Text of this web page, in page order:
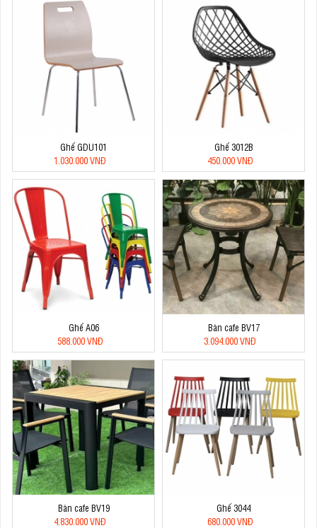
Ghế GDU101
1.030.000 VNĐ
Ghế 3012B
450.000 VNĐ
Ghế A06
588.000 VNĐ
Bàn cafe BV17
3.094.000 VNĐ
Bàn cafe BV19
4.830.000 VNĐ
Ghế 3044
680.000 VNĐ